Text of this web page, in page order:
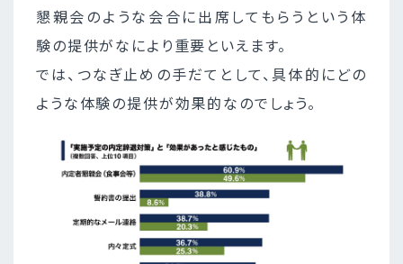
懇親会のような会合に出席してもらうという体
験の提供がなにより重要といえます。
では、つなぎ止めの手だてとして、具体的にどの
ような体験の提供が効果的なのでしょう。